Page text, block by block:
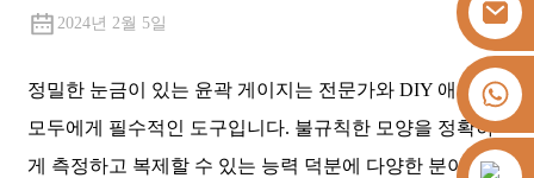
+8613325821813
https://vk.com/id855439469
2024년 2월 5일
정밀한 눈금이 있는 윤곽 게이지는 전문가와 DIY 애호가
모두에게 필수적인 도구입니다. 불규칙한 모양을 정확하
게 측정하고 복제할 수 있는 능력 덕분에 다양한 분야에서